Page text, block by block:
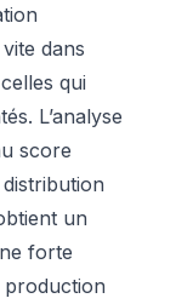
dans
qui
L’analyse
score
un
forte
production